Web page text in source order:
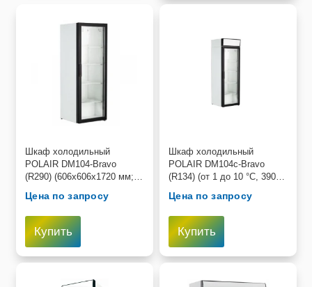
Шкаф холодильный
POLAIR DM104-Bravo
(R290) (606х606х1720 мм;
Цена по запросу
Купить
Шкаф холодильный
POLAIR DM104c-Bravo
(R134) (от 1 до 10 °C, 390л,
220В)
Цена по запросу
Купить